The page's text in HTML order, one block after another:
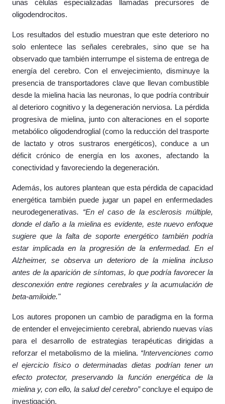
unas células especializadas llamadas precursores de
oligodendrocitos.
Los resultados del estudio muestran que este deterioro no
solo enlentece las señales cerebrales, sino que se ha
observado que también interrumpe el sistema de entrega de
energía del cerebro. Con el envejecimiento, disminuye la
presencia de transportadores clave que llevan combustible
desde la mielina hacia las neuronas, lo que podría contribuir
al deterioro cognitivo y la degeneración nerviosa. La pérdida
progresiva de mielina, junto con alteraciones en el soporte
metabólico oligodendroglial (como la reducción del trasporte
de lactato y otros sustraros energéticos), conduce a un
déficit crónico de energía en los axones, afectando la
conectividad y favoreciendo la degeneración.
Además, los autores plantean que esta pérdida de capacidad
energética también puede jugar un papel en enfermedades
neurodegenerativas. “En el caso de la esclerosis múltiple,
donde el daño a la mielina es evidente, este nuevo enfoque
sugiere que la falta de soporte energético también podría
estar implicada en la progresión de la enfermedad. En el
Alzheimer, se observa un deterioro de la mielina incluso
antes de la aparición de síntomas, lo que podría favorecer la
desconexión entre regiones cerebrales y la acumulación de
beta-amiloide."
Los autores proponen un cambio de paradigma en la forma
de entender el envejecimiento cerebral, abriendo nuevas vías
para el desarrollo de estrategias terapéuticas dirigidas a
reforzar el metabolismo de la mielina. “Intervenciones como
el ejercicio físico o determinadas dietas podrían tener un
efecto protector, preservando la función energética de la
mielina y, con ello, la salud del cerebro”concluye el equipo de
investigación.